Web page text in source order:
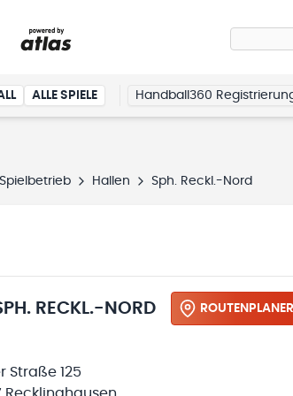
ALLE SPIELE Handball360
Spielbetrieb Hallen Sph. Reckl.-Nord
RECKL.-NORD ROUTENPLANER
Straße 125